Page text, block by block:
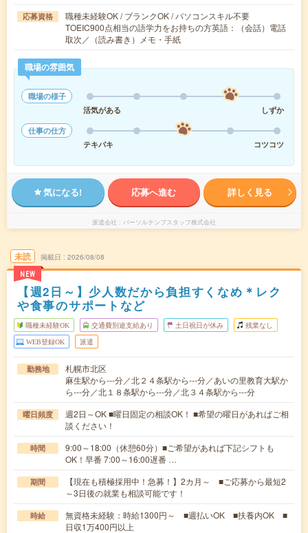
応募資格
職種未経験OK / ブランクOK / パソコンスキル不要
TOEIC900点相当の語学力をお持ちの方英語：（会話）電話
取次／（読み書き）メモ・手紙
職場の雰囲気
職場の様子
活気がある
しずか
仕事の仕方
テキパキ
コツコツ
気になる! 応募へ進む 詳しく見る
派遣会社 パーソルテンプスタッフ株式会社
未読
NEW
掲載日 2026/08/08
【週2日～】少人数だから負担すくなめ＊レク
や食事のサポートなど
職種未経験OK 交通費別途支給あり 土日祝日が休み 残業なし
WEB登録OK 派遣
勤務地
札幌市北区
麻生駅から---分／北２４条駅から---分／あいの里教育大駅か
ら---分／北１８条駅から---分／北３４条駅から---分
曜日頻度
週2日～OK ■曜日固定の相談OK！ ■希望の曜日があればご相
談ください！
時間
9:00～18:00（休憩60分）■ご希望があれば下記シフトも
OK！早番 7:00～16:00遅番 …
期間
【現在も積極採用中！急募！】2カ月～ ■ご応募から最短2
～3日後の就業も相談可能です！
時給
無資格未経験：時給1300円～ ■週払いOK ■扶養内OK ■
日収1万400円以上